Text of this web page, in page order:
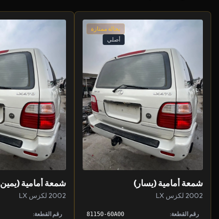
بحالة ممتازة
أصلي
شمعة أمامية (يسار)
2002 لكزس LX
رقم القطعة: 81150-60A00
شمعة أمامية
2002 لكزس LX
رقم القطعة: